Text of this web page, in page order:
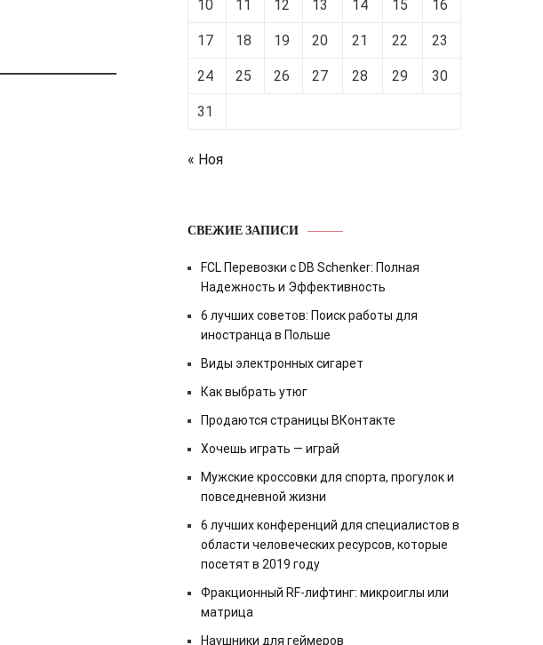
10 11 12 13 14 15 16
17 18 19 20 21 22 23
24 25 26 27 28 29 30
31
« Ноя
СВЕЖИЕ ЗАПИСИ
FCL Перевозки с DB Schenker: Полная
Надежность и Эффективность
6 лучших советов: Поиск работы для
иностранца в Польше
Виды электронных сигарет
Как выбрать утюг
Продаются страницы ВКонтакте
Хочешь играть — играй
Мужские кроссовки для спорта, прогулок и
повседневной жизни
6 лучших конференций для специалистов в
области человеческих ресурсов, которые
посетят в 2019 году
Фракционный RF-лифтинг: микроиглы или
матрица
Наушники для геймеров